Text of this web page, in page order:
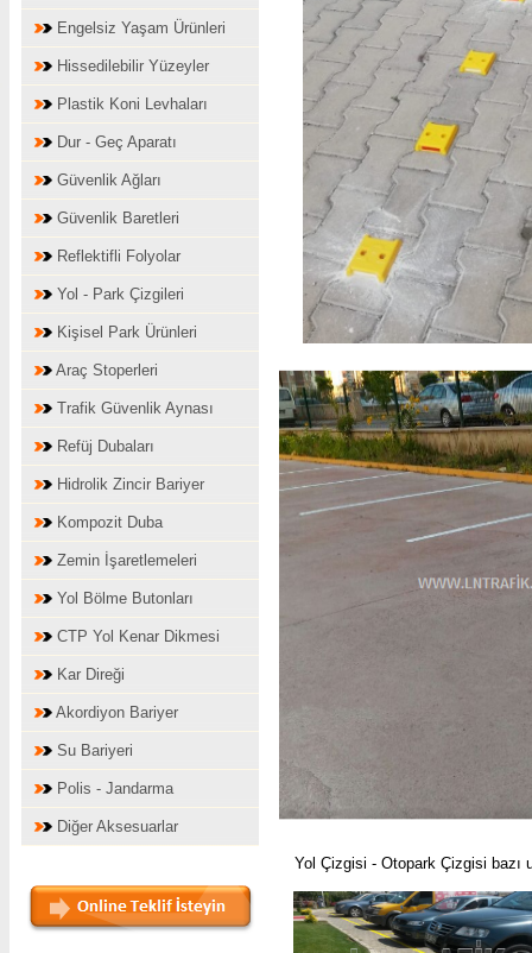
Engelsiz Yaşam Ürünleri
Hissedilebilir Yüzeyler
Plastik Koni Levhaları
Dur - Geç Aparatı
Güvenlik Ağları
Güvenlik Baretleri
Reflektifli Folyolar
Yol - Park Çizgileri
Kişisel Park Ürünleri
Araç Stoperleri
Trafik Güvenlik Aynası
Refüj Dubaları
Hidrolik Zincir Bariyer
Kompozit Duba
Zemin İşaretlemeleri
Yol Bölme Butonları
CTP Yol Kenar Dikmesi
Kar Direği
Akordiyon Bariyer
Su Bariyeri
Polis - Jandarma
Diğer Aksesuarlar
Yol Çizgisi - Otopark Çizgisi bazı